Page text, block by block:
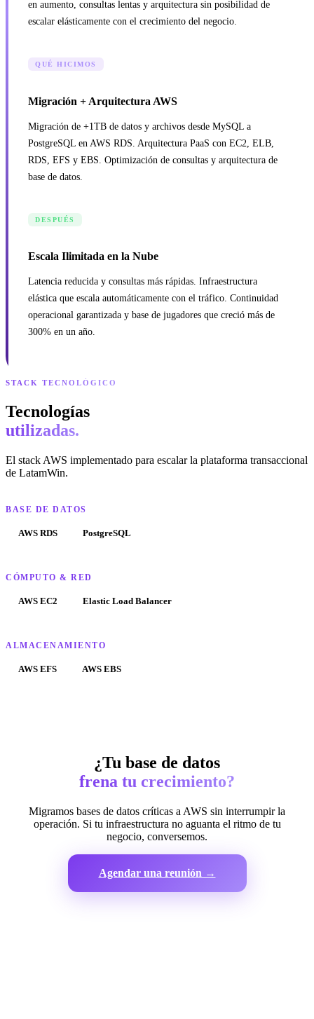
en aumento, consultas lentas y arquitectura sin posibilidad de
escalar elásticamente con el crecimiento del negocio.
QUÉ HICIMOS
Migración + Arquitectura AWS
Migración de +1TB de datos y archivos desde MySQL a
PostgreSQL en AWS RDS. Arquitectura PaaS con EC2, ELB,
RDS, EFS y EBS. Optimización de consultas y arquitectura de
base de datos.
DESPUÉS
Escala Ilimitada en la Nube
Latencia reducida y consultas más rápidas. Infraestructura
elástica que escala automáticamente con el tráfico. Continuidad
operacional garantizada y base de jugadores que creció más de
300% en un año.
STACK TECNOLÓGICO
Tecnologías
utilizadas.
El stack AWS implementado para escalar la plataforma transaccional
de LatamWin.
BASE DE DATOS
AWS RDS PostgreSQL
CÓMPUTO & RED
AWS EC2 Elastic Load Balancer
ALMACENAMIENTO
AWS EFS AWS EBS
¿Tu base de datos
frena tu crecimiento?
Migramos bases de datos críticas a AWS sin interrumpir la
operación. Si tu infraestructura no aguanta el ritmo de tu
negocio, conversemos.
Agendar una reunión →